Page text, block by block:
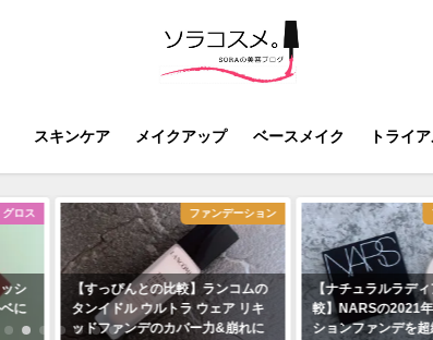
スキンケア メイクアップ ベースメイク トライ
グロス
シ
に
ファンデーション
【すっぴんとの比較】ランコムの
タンイドル ウルトラ ウェア リキ
ッドファンデのカバー力&崩れに
【ナチュラルラデ
較】NARSの2021
ションファンデを超